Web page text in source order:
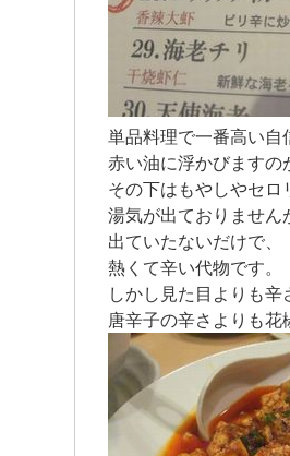
単品料理で一番高い自
赤い油に浮かびますの
その下はもやしやセ
湯気が出ておりません
出ていたないだけで、
熱くて辛い代物です。
しかし見た目よりも
唐辛子の辛さよりも花